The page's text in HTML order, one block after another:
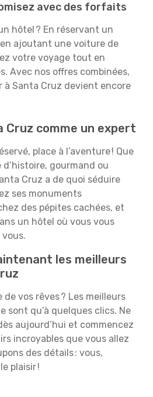
avec des forfaits
hôtel ? En réservant un
ajoutant une voiture de
votre voyage tout en
Avec nos offres combinées,
à Santa Cruz devient encore
Cruz comme un expert
place à l’aventure ! Que
gourmand ou
Cruz a de quoi séduire
ses monuments
des pépites cachées, et
un hôtel où vous vous
les meilleurs
de vos rêves ? Les meilleurs
sont qu’à quelques clics. Ne
aujourd’hui et commencez
incroyables que vous allez
des détails : vous,
plaisir !